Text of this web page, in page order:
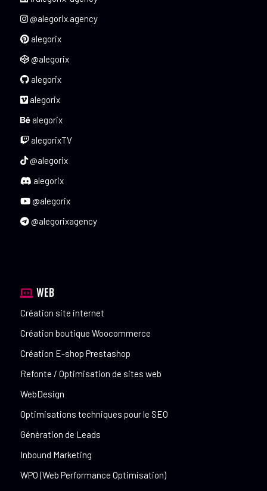
@alegorix.agency
alegorix
@alegorix
alegorix
alegorix
alegorix
alegorixTV
@alegorix
alegorix
@alegorix
@alegorixagency
WEB
Création site internet
Création boutique Woocommerce
Création E-shop Prestashop
Refonte / Optimisation de sites web
WebDesign
Optimisations techniques pour le SEO
Génération de Leads
Inbound Marketing
WPO (Web Performance Optimisation)